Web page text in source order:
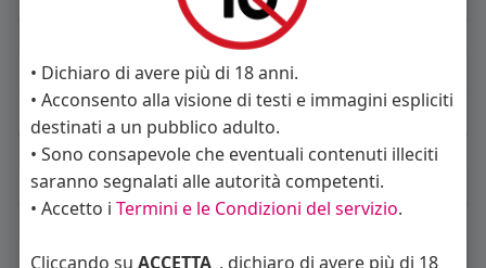
About
Sto cercando: donne
Album(0)
Seguiti (234)
• Dichiaro di avere più di 18 anni.
• Acconsento alla visione di testi e immagini espliciti
destinati a un pubblico adulto.
• Sono consapevole che eventuali contenuti illeciti
saranno segnalati alle autorità competenti.
• Accetto i Termini e le Condizioni del servizio.
Cliccando su ACCETTA , dichiaro di avere più di 18